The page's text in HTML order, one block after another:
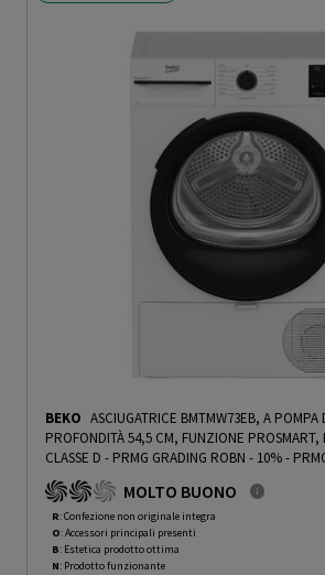
BEKO ASCIUGATRICE BMTMW73EB, A POMPA
PROFONDITÀ 54,5 CM, FUNZIONE PROSMART,
CLASSE D - PRMG GRADING ROBN - 10%-
10%
MOLTO BUONO
R: Confezione non originale integra
O: Accessori principali presenti
B: Estetica prodotto ottima
N: Prodotto funzionante